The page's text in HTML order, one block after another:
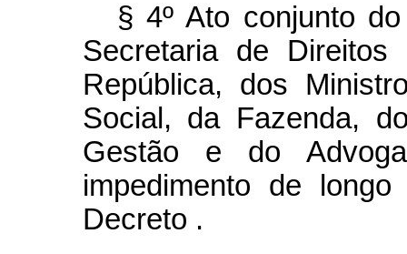
§ 4º Ato conjunto
Secretaria de
República, dos
Social, da Fazenda,
Gestão e do
impedimento de
Decreto .